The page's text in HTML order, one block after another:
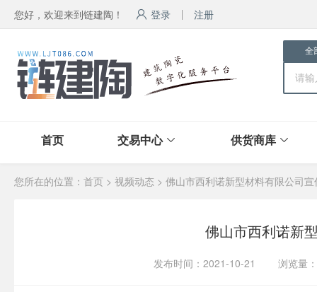
您好，欢迎来到链建陶！ 登录 注册
全
首页 交易中心 供货商库
您所在的位置： 首页 > 视频动态 > 佛山市西利诺新型材料有限公司宣
佛山市西利诺新
发布时间：2021-10-21 浏览量